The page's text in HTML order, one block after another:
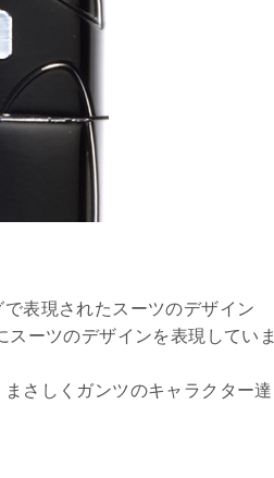
表現されたスーツのデザイン
ーツのデザインを表現していま
さしくガンツのキャラクター達